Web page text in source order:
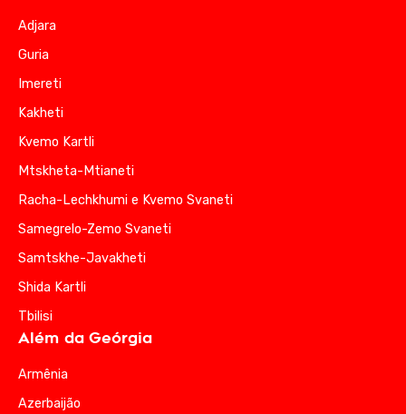
Adjara
Guria
Imereti
Kakheti
Kvemo Kartli
Mtskheta-Mtianeti
Racha-Lechkhumi e Kvemo Svaneti
Samegrelo-Zemo Svaneti
Samtskhe-Javakheti
Shida Kartli
Tbilisi
Além da Geórgia
Armênia
Azerbaijão